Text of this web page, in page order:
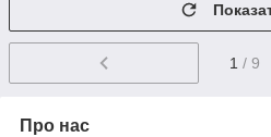
1 / 9
Про нас